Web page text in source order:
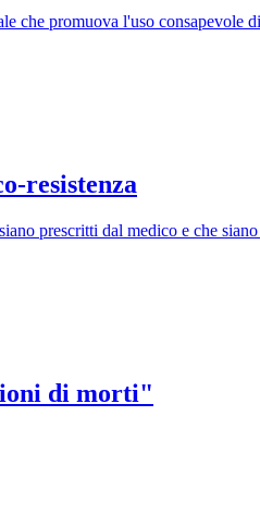
che promuova l'uso
resistenza
prescritti dal medico e che
di morti"